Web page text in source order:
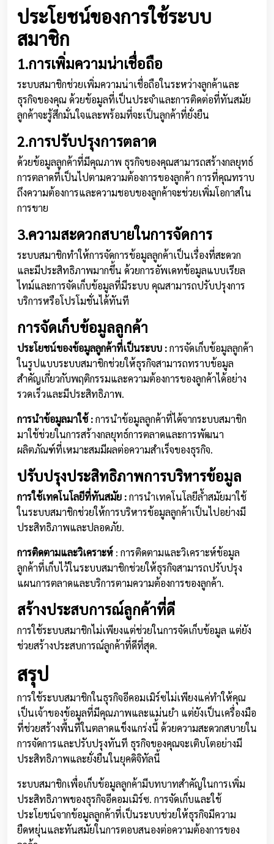
ประโยชน์ของการใช้ระบบ
สมาชิก
1.การเพิ่มความน่าเชื่อถือ
ระบบสมาชิกช่วยเพิ่มความน่าเชื่อถือในระหว่างลูกค้าและ
ธุรกิจของคุณ ด้วยข้อมูลที่เป็นประจำและการติดต่อที่ทันสมัย
ลูกค้าจะรู้สึกมั่นใจและพร้อมที่จะเป็นลูกค้าที่ยั่งยืน
2.การปรับปรุงการตลาด
ด้วยข้อมูลลูกค้าที่มีคุณภาพ ธุรกิจของคุณสามารถสร้างกลยุทธ์
การตลาดที่เป็นไปตามความต้องการของลูกค้า การที่คุณทราบ
ถึงความต้องการและความชอบของลูกค้าจะช่วยเพิ่มโอกาสใน
การขาย
3.ความสะดวกสบายในการจัดการ
ระบบสมาชิกทำให้การจัดการข้อมูลลูกค้าเป็นเรื่องที่สะดวก
และมีประสิทธิภาพมากขึ้น ด้วยการอัพเดทข้อมูลแบบเรียล
ไทม์และการจัดเก็บข้อมูลที่มีระบบ คุณสามารถปรับปรุงการ
บริการหรือโปรโมชั่นได้ทันที
การจัดเก็บข้อมูลลูกค้า
ประโยชน์ของข้อมูลลูกค้าที่เป็นระบบ :การจัดเก็บข้อมูลลูกค้า
ในรูปแบบระบบสมาชิกช่วยให้ธุรกิจสามารถทราบข้อมูล
สำคัญเกี่ยวกับพฤติกรรมและความต้องการของลูกค้าได้อย่าง
รวดเร็วและมีประสิทธิภาพ.
การนำข้อมูลมาใช้ :การนำข้อมูลลูกค้าที่ได้จากระบบสมาชิก
มาใช้ช่วยในการสร้างกลยุทธ์การตลาดและการพัฒนา
ผลิตภัณฑ์ที่เหมาะสมมีผลต่อความสำเร็จของธุรกิจ.
ปรับปรุงประสิทธิภาพการบริหารข้อมูล
การใช้เทคโนโลยีที่ทันสมัย :การนำเทคโนโลยีล้ำสมัยมาใช้
ในระบบสมาชิกช่วยให้การบริหารข้อมูลลูกค้าเป็นไปอย่างมี
ประสิทธิภาพและปลอดภัย.
การติดตามและวิเคราะห์ : การติดตามและวิเคราะห์ข้อมูล
ลูกค้าที่เก็บไว้ในระบบสมาชิกช่วยให้ธุรกิจสามารถปรับปรุง
แผนการตลาดและบริการตามความต้องการของลูกค้า.
สร้างประสบการณ์ลูกค้าที่ดี
การใช้ระบบสมาชิกไม่เพียงแต่ช่วยในการจัดเก็บข้อมูล แต่ยัง
ช่วยสร้างประสบการณ์ลูกค้าที่ดีที่สุด.
สรุป
การใช้ระบบสมาชิกในธุรกิจอีคอมเมิร์ซไม่เพียงแค่ทำให้คุณ
เป็นเจ้าของข้อมูลที่มีคุณภาพและแม่นยำ แต่ยังเป็นเครื่องมือ
ที่ช่วยสร้างพื้นที่ในตลาดแข็งแกร่งนี้ ด้วยความสะดวกสบายใน
การจัดการและปรับปรุงทันที ธุรกิจของคุณจะเติบโตอย่างมี
ประสิทธิภาพและยั่งยืนในยุคดิจิทัลนี้
ระบบสมาชิกเพื่อเก็บข้อมูลลูกค้ามีบทบาทสำคัญในการเพิ่ม
ประสิทธิภาพของธุรกิจอีคอมเมิร์ซ. การจัดเก็บและใช้
ประโยชน์จากข้อมูลลูกค้าที่เป็นระบบช่วยให้ธุรกิจมีความ
ยืดหยุ่นและทันสมัยในการตอบสนองต่อความต้องการของ